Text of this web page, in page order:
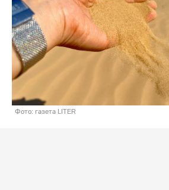
Фото: газета LITER